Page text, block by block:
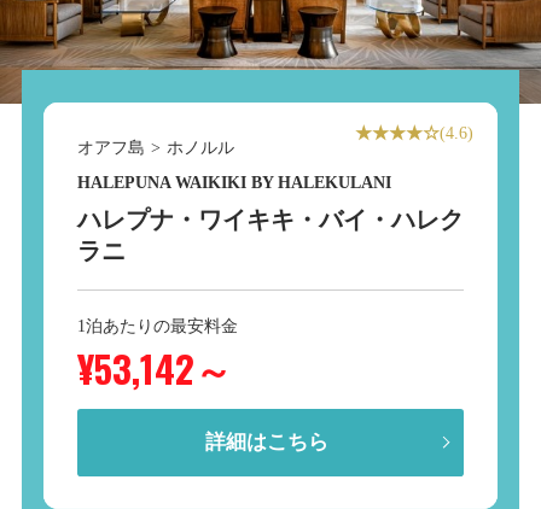
★★★★☆(4.6)
オアフ島 > ホノルル
HALEPUNA WAIKIKI BY HALEKULANI
ハレプナ・ワイキキ・バイ・ハレク
ラニ
1泊あたりの最安料金
¥53,142～
詳細はこちら